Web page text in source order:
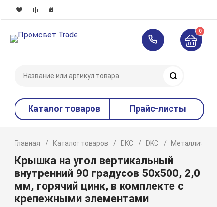
0
Каталог товаров Прайс-листы
Главная Каталог товаров DKC DKC
Крышка на угол вертикальный
внутренний 90 градусов 50х500, 2,0
мм, горячий цинк, в комплекте с
крепежными элементами